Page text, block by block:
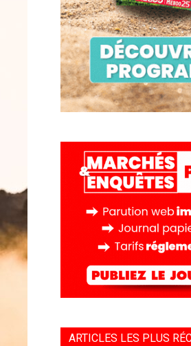
ARTICLES LES PLUS